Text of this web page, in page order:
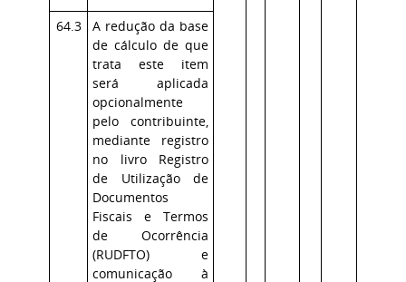
64.3
A redução da base
de cálculo de que
trata este item
será aplicada
opcionalmente
pelo contribuinte,
mediante registro
no livro Registro
de Utilização de
Documentos
Fiscais e Termos
de Ocorrência
(RUDFTO) e
comunicação à